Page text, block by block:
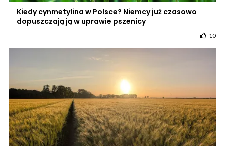
Kiedy cynmetylina w Polsce? Niemcy już czasowo
dopuszczają ją w uprawie pszenicy
10